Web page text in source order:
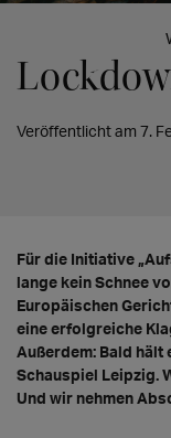
Veröffentlicht am 7.
Für die Initiative
lange kein Schnee
Europäischen
eine erfolgreiche
Außerdem: Bald hält
Schauspiel Leipzig.
Und wir nehmen